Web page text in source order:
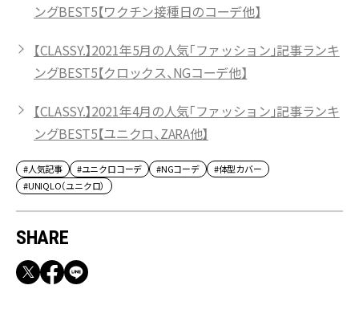
ングBEST5【ワクチン接種日のコーデ他】
【CLASSY.】2021年5月の人気「ファッション」記事ランキ
ングBEST5【クロックス、NGコーデ他】
【CLASSY.】2021年4月の人気「ファッション」記事ランキ
ングBEST5【ユニクロ、ZARA他】
#人気記事 #ユニクロコーデ #NGコーデ
#体型カバー
#UNIQLO（ユニクロ）
SHARE